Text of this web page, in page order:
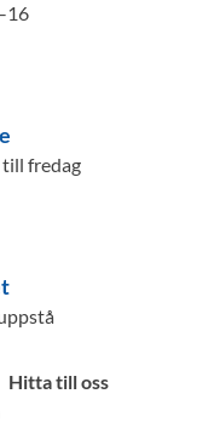
till fredag
Hitta till oss